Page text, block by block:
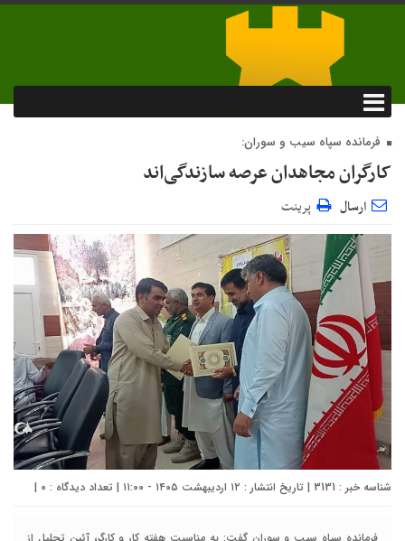
فرمانده سپاه سیب و سوران:
کارگران مجاهدان عرصه سازندگی‌اند
ارسال پرینت
شناسه خبر : 3131 | تاریخ انتشار : ۱۲ اردیبهشت ۱۴۰۵ - ۱۱:۰۰ | تعداد دیدگاه : ۰ |